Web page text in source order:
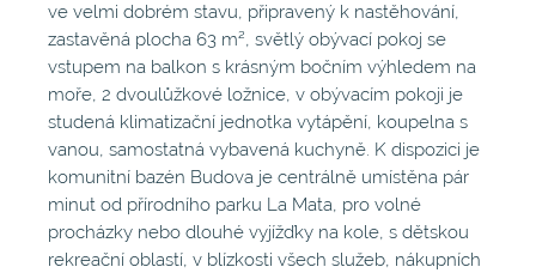
ve velmi dobrém stavu, připravený k nastěhování,
zastavěná plocha 63 m², světlý obývací pokoj se
vstupem na balkon s krásným bočním výhledem na
moře, 2 dvoulůžkové ložnice, v obývacím pokoji je
studená klimatizační jednotka vytápění, koupelna s
vanou, samostatná vybavená kuchyně. K dispozici je
komunitní bazén Budova je centrálně umístěna pár
minut od přírodního parku La Mata, pro volné
procházky nebo dlouhé vyjížďky na kole, s dětskou
rekreační oblastí, v blízkosti všech služeb, nákupních